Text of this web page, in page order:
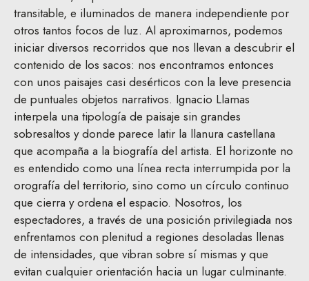
transitable, e iluminados de manera independiente por
otros tantos focos de luz. Al aproximarnos, podemos
iniciar diversos recorridos que nos llevan a descubrir el
contenido de los sacos: nos encontramos entonces
con unos paisajes casi desérticos con la leve presencia
de puntuales objetos narrativos. Ignacio Llamas
interpela una tipología de paisaje sin grandes
sobresaltos y donde parece latir la llanura castellana
que acompaña a la biografía del artista. El horizonte no
es entendido como una línea recta interrumpida por la
orografía del territorio, sino como un círculo continuo
que cierra y ordena el espacio. Nosotros, los
espectadores, a través de una posición privilegiada nos
enfrentamos con plenitud a regiones desoladas llenas
de intensidades, que vibran sobre sí mismas y que
evitan cualquier orientación hacia un lugar culminante.